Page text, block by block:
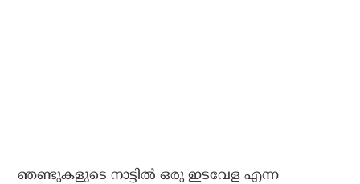
ഞണ്ടുകളുടെ നാട്ടിൽ ഒരു ഇടവേള എന്ന